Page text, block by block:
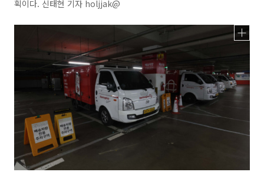
획이다. 신태현 기자 holjjak@